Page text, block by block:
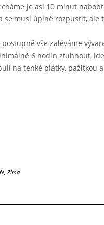
je asi 10 minut
musí úplně rozpustit, ale
vše zaléváme
6 hodin ztuhnout,
na tenké plátky, pažitkou
, Zima